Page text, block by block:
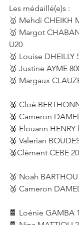
Les médaillé(e)s :
🥇 Mehdi CHEIKH
🥇 Margot
U20
🥇 Louise DHEILLY
🥇 Justine AYME
🥇 Margaux
🥈 Cloé
🥈 Cameron
🥈 Elouann
🥈 Valerian
🥈Clément CEBE
🥉 Noah
🥉 Cameron
🍫 Loénie GAMBA